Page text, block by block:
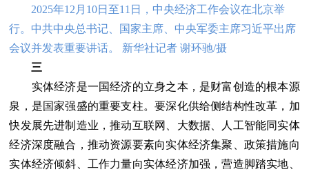
2025年12月10日至11日，中央经济工作会议在北京举
行。中共中央总书记、国家主席、中央军委主席习近平出席
会议并发表重要讲话。 新华社记者 谢环驰/摄
三
实体经济是一国经济的立身之本，是财富创造的根本源
泉，是国家强盛的重要支柱。要深化供给侧结构性改革，加
快发展先进制造业，推动互联网、大数据、人工智能同实体
经济深度融合，推动资源要素向实体经济集聚、政策措施向
实体经济倾斜、工作力量向实体经济加强，营造脚踏实地、